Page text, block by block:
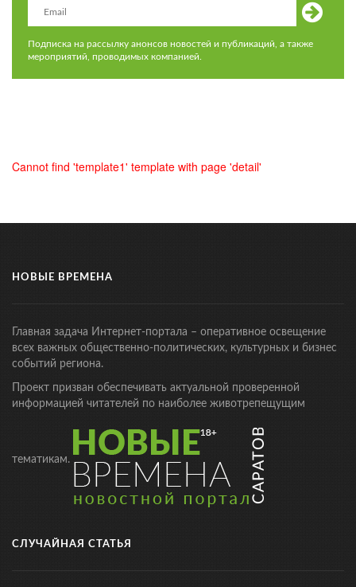
Подписка на рассылку анонсов новостей и публикаций, а также
мероприятий, проводимых компанией.
Cannot find 'template1' template with page 'detail'
НОВЫЕ ВРЕМЕНА
Главная задача Интернет-портала – оперативное освещение
всех важных общественно-политических, культурных и бизнес
событий региона.
Проект призван обеспечивать актуальной проверенной
информацией читателей по наиболее животрепещущим
тематикам.
СЛУЧАЙНАЯ СТАТЬЯ